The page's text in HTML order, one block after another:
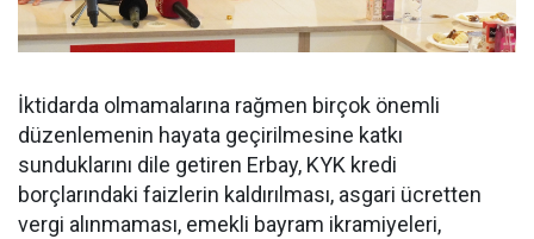
İktidarda olmamalarına rağmen birçok önemli
düzenlemenin hayata geçirilmesine katkı
sunduklarını dile getiren Erbay, KYK kredi
borçlarındaki faizlerin kaldırılması, asgari ücretten
vergi alınmaması, emekli bayram ikramiyeleri,